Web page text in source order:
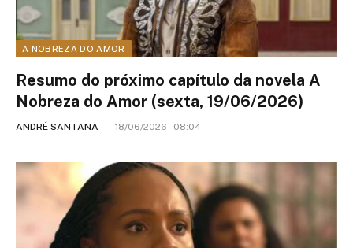
A NOBREZA DO AMOR
Resumo do próximo capítulo da novela A
Nobreza do Amor (sexta, 19/06/2026)
ANDRÉ SANTANA 18/06/2026 - 08:04